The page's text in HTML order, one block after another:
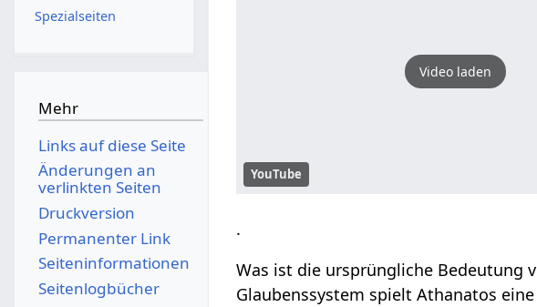
Video laden
YouTube
.
Was ist die ursprüngliche Bedeutung
Glaubenssystem spielt Athanatos
Spezialseiten
Mehr
Links auf diese Seite
Änderungen an
verlinkten Seiten
Druckversion
Permanenter Link
Seiten­­informationen
Seitenlogbücher